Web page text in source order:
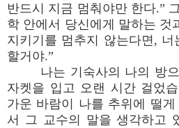
반드시 지금 멈춰야만 한다.”
학 안에서 당신에게 말하는 것
지키기를 멈추지 않는다면,
할거야.”
나는 기숙사의 나의 방
자켓을 입고 오랜 시간 걸었
가운 바람이 나를 추위에 떨
서 그 교수의 말을 생각하고